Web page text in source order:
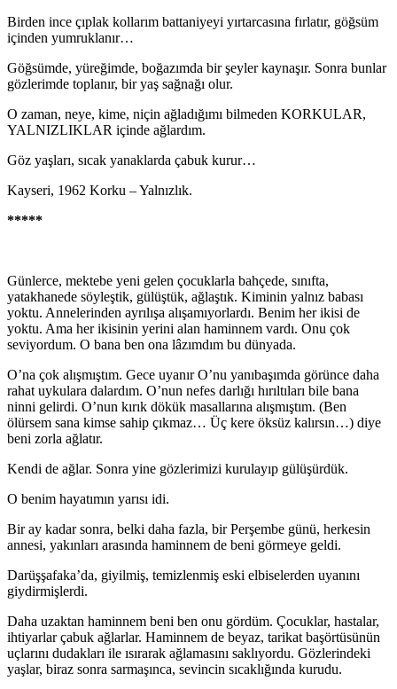
Birden ince çıplak kollarım battaniyeyi yırtarcasına fırlatır, göğsüm
içinden yumruklanır…
Göğsümde, yüreğimde, boğazımda bir şeyler kaynaşır. Sonra bunlar
gözlerimde toplanır, bir yaş sağnağı olur.
O zaman, neye, kime, niçin ağladığımı bilmeden KOR­KULAR,
YALNIZLIKLAR içinde ağlardım.
Göz yaşları, sıcak yanaklarda çabuk kurur…
Kayseri, 1962 Korku – Yalnızlık.
*****
Günlerce, mektebe yeni gelen çocuklarla bahçede, sı­nıfta,
yatakhanede söyleştik, gülüştük, ağlaştık. Kiminin yalnız babası
yoktu. Annelerinden ayrılışa alışamıyorlardı. Benim her ikisi de
yoktu. Ama her ikisinin yerini alan haminnem vardı. Onu çok
seviyordum. O bana ben ona lâ­zımdım bu dünyada.
O’na çok alışmıştım. Gece uyanır O’nu yanıbaşımda görünce daha
rahat uykulara dalardım. O’nun nefes darlı­ğı hırıltıları bile bana
ninni gelirdi. O’nun kırık dökük ma­sallarına alışmıştım. (Ben
ölürsem sana kimse sahip çık­maz… Üç kere öksüz kalırsın…) diye
beni zorla ağlatır.
Kendi de ağlar. Sonra yine gözlerimizi kurulayıp gülüşür­dük.
O benim hayatımın yarısı idi.
Bir ay kadar sonra, belki daha fazla, bir Perşembe günü, herkesin
annesi, yakınları arasında haminnem de be­ni görmeye geldi.
Darüşşafaka’da, giyilmiş, temizlenmiş eski elbiseler­den uyanını
giydirmişlerdi.
Daha uzaktan haminnem beni ben onu gördüm. Ço­cuklar, hastalar,
ihtiyarlar çabuk ağlarlar. Haminnem de beyaz, tarikat başörtüsünün
uçlarını dudakları ile ısırarak ağlamasını saklıyordu. Gözlerindeki
yaşlar, biraz sonra sarmaşınca, sevincin sıcaklığında kurudu.